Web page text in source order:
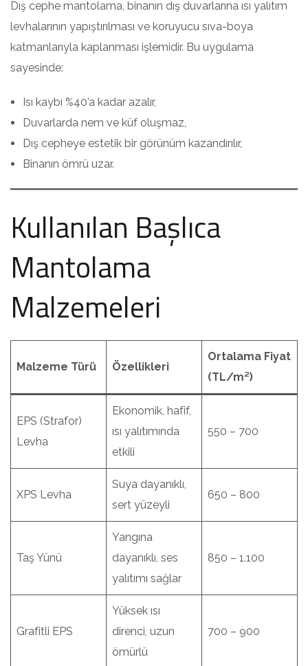
Dış cephe mantolama, binanın dış duvarlarına ısı yalıtım
levhalarının yapıştırılması ve koruyucu sıva-boya
katmanlarıyla kaplanması işlemidir. Bu uygulama
sayesinde:
Isı kaybı %40’a kadar azalır,
Duvarlarda nem ve küf oluşmaz,
Dış cepheye estetik bir görünüm kazandırılır,
Binanın ömrü uzar.
Kullanılan Başlıca
Mantolama
Malzemeleri
Malzeme Türü Özellikleri
Ortalama Fiyat
(TL/m²)
EPS (Strafor)
Levha
Ekonomik, hafif,
ısı yalıtımında
etkili
550 – 700
XPS Levha
Suya dayanıklı,
sert yüzeyli
650 – 800
Taş Yünü
Yangına
dayanıklı, ses
yalıtımı sağlar
850 – 1.100
Grafitli EPS
Yüksek ısı
direnci, uzun
ömürlü
700 – 900